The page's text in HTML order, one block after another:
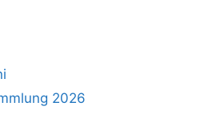
2026